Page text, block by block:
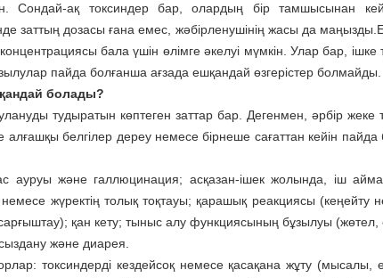
Сондай-ақ токсиндер бар, олардың бір тамшысынан
заттың дозасы ғана емес, жәбірленушінің жасы да
бала үшін өлімге әкелуі мүмкін. Улар бар, ішке
пайда болғанша ағзада ешқандай өзгерістер болмайды.
қандай болады?
тудыратын көптеген заттар бар. Дегенмен, әрбір жеке
алғашқы белгілер дереу немесе бірнеше сағаттан кейін пайда
ауруы және галлюцинация; асқазан-ішек жолында, іш
жүректің толық тоқтауы; қарашық реакциясы (кеңейту
сарғыштау); қан кету; тыныс алу функциясының бұзылуы (жөтел,
және диарея.
токсиндерді кездейсоқ немесе қасақана жұту (мысалы,